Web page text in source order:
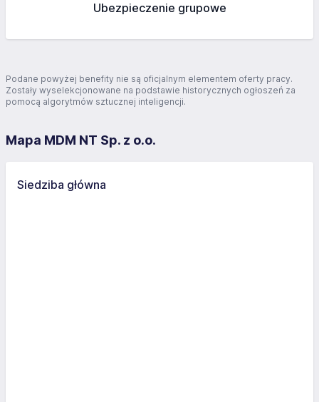
Ubezpieczenie grupowe
Podane powyżej benefity nie są oficjalnym elementem oferty pracy.
Zostały wyselekcjonowane na podstawie historycznych ogłoszeń za
pomocą algorytmów sztucznej inteligencji.
Mapa MDM NT Sp. z o.o.
Siedziba główna